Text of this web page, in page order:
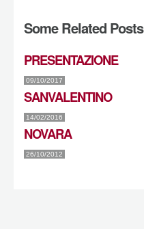
Some Related Posts
PRESENTAZIONE
09/10/2017
SANVALENTINO
14/02/2016
NOVARA
26/10/2012